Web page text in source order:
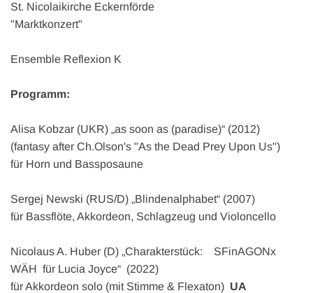
St. Nicolaikirche Eckernförde
"Marktkonzert"
Ensemble Reflexion K
Programm:
Alisa Kobzar (UKR) „as soon as (paradise)“ (2012)
(fantasy after Ch.Olson's "As the Dead Prey Upon Us")
für Horn und Bassposaune
Sergej Newski (RUS/D) „Blindenalphabet“ (2007)
für Bassflöte, Akkordeon, Schlagzeug und Violoncello
Nicolaus A. Huber (D) „Charakterstück: SFinAGONx
WÄH für Lucia Joyce“ (2022)
für Akkordeon solo (mit Stimme & Flexaton) UA